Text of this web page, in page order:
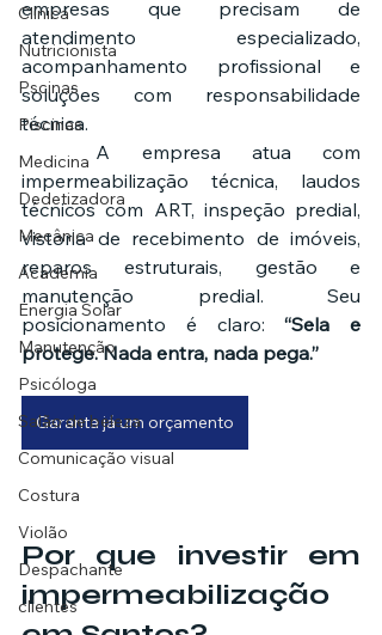
Clínica
Nutricionista
Pscinas
Piscinas
Medicina
Dedetizadora
Mecânica
Academia
Energia Solar
Manutenção
Psicóloga
Salão de beleza
Comunicação visual
Costura
Violão
Despachante
clientes
empresas que precisam de
atendimento especializado,
acompanhamento profissional e
soluções com responsabilidade
técnica.
	A empresa atua com
impermeabilização técnica, laudos
técnicos com ART, inspeção predial,
vistoria de recebimento de imóveis,
reparos estruturais, gestão e
manutenção predial. Seu
posicionamento é claro: “Sela e
protege. Nada entra, nada pega.”
Garanta já um orçamento
Por que investir em
impermeabilização